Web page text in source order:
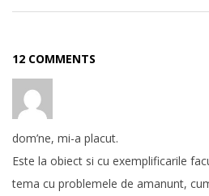
12 COMMENTS
dom’ne, mi-a placut.
Este la obiect si cu exemplificarile
tema cu problemele de amanunt,